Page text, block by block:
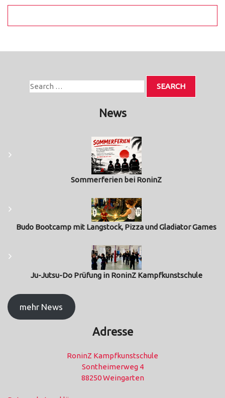
News
Sommerferien bei RoninZ
Budo Bootcamp mit Langstock, Pizza und Gladiator Games
Ju-Jutsu-Do Prüfung in RoninZ Kampfkunstschule
mehr News
Adresse
RoninZ Kampfkunstschule
Sontheimerweg 4
88250 Weingarten